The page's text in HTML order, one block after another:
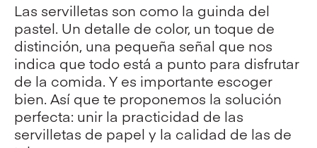
Las servilletas son como la guinda del
pastel. Un detalle de color, un toque de
distinción, una pequeña señal que nos
indica que todo está a punto para disfrutar
de la comida. Y es importante escoger
bien. Así que te proponemos la solución
perfecta: unir la practicidad de las
servilletas de papel y la calidad de las de